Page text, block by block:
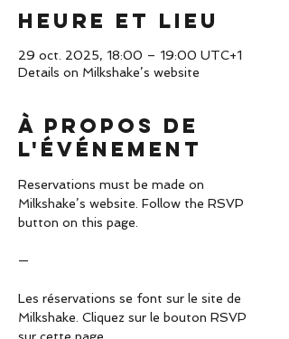
Heure et lieu
29 oct. 2025, 18:00 – 19:00 UTC+1
Details on Milkshake’s website
À propos de
l'événement
Reservations must be made on
Milkshake’s website. Follow the RSVP
button on this page.
—
Les réservations se font sur le site de
Milkshake. Cliquez sur le bouton RSVP